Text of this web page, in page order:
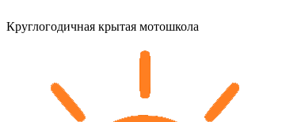
Круглогодичная крытая мотошкола